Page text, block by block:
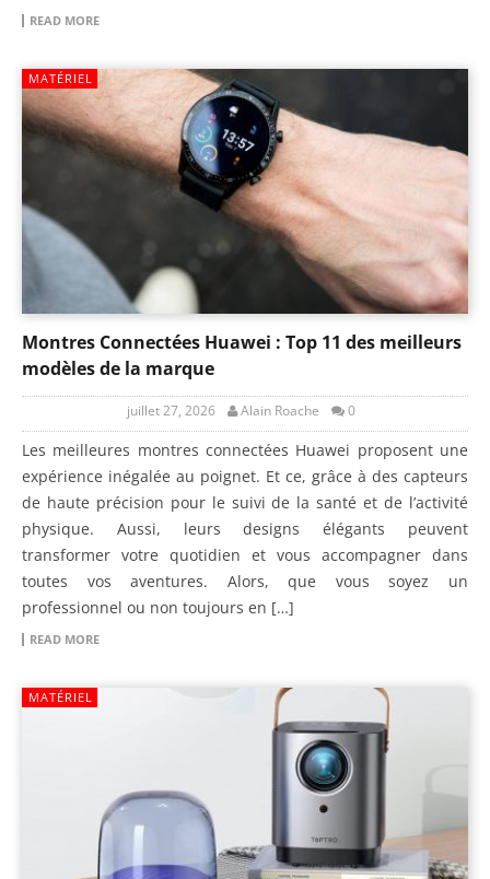
READ MORE
MATÉRIEL
Montres Connectées Huawei : Top 11 des meilleurs
modèles de la marque
juillet 27, 2026 Alain Roache 0
Les meilleures montres connectées Huawei proposent une
expérience inégalée au poignet. Et ce, grâce à des capteurs
de haute précision pour le suivi de la santé et de l’activité
physique. Aussi, leurs designs élégants peuvent
transformer votre quotidien et vous accompagner dans
toutes vos aventures. Alors, que vous soyez un
professionnel ou non toujours en […]
READ MORE
MATÉRIEL